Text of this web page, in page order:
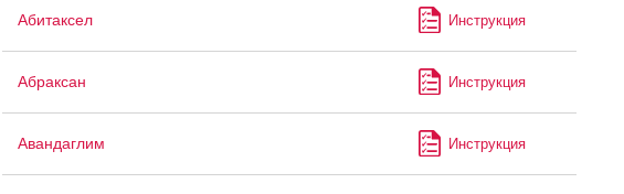
Абитаксел Инструкция
Абраксан Инструкция
Авандаглим Инструкция